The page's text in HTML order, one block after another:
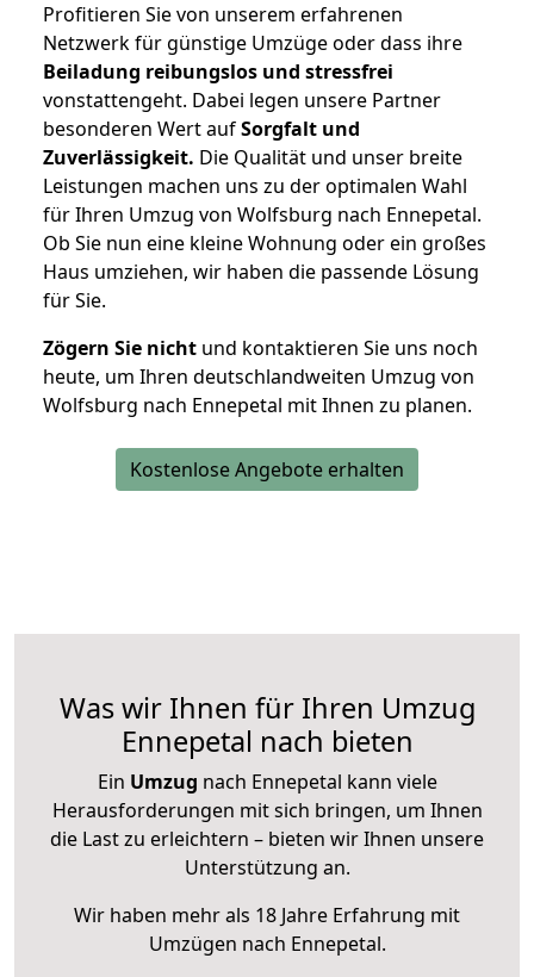
Profitieren Sie von unserem erfahrenen
Netzwerk für günstige Umzüge oder dass ihre
Beiladung reibungslos und stressfrei
vonstattengeht. Dabei legen unsere Partner
besonderen Wert aufSorgfalt und
Zuverlässigkeit. Die Qualität und unser breite
Leistungen machen uns zu der optimalen Wahl
für Ihren Umzug von Wolfsburg nach Ennepetal.
Ob Sie nun eine kleine Wohnung oder ein großes
Haus umziehen, wir haben die passende Lösung
für Sie.
Zögern Sie nicht und kontaktieren Sie uns noch
heute, um Ihren deutschlandweiten Umzug von
Wolfsburg nach Ennepetal mit Ihnen zu planen.
Kostenlose Angebote erhalten
Was wir Ihnen für Ihren Umzug
Ennepetal nach bieten
Ein Umzug nach Ennepetal kann viele
Herausforderungen mit sich bringen, um Ihnen
die Last zu erleichtern – bieten wir Ihnen unsere
Unterstützung an.
Wir haben mehr als 18 Jahre Erfahrung mit
Umzügen nach Ennepetal.